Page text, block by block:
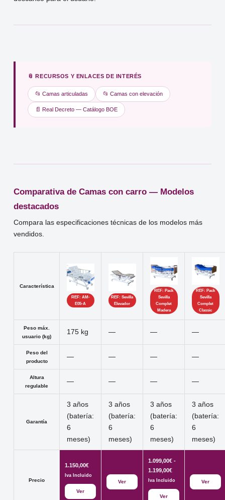
📎 RECURSOS Y ENLACES DE INTERÉS
📂 Camas articuladas 📂 Camas con elevación
📄 Real Decreto — Catálogo BOE
Comparativa de Camas con carro — Modelos
destacados
Compara las especificaciones técnicas de los modelos más
vendidos.
Característica
REF: AM-
E05-A
REF: Sevilla
Elevador
REF: Pack
Sevilla
Complet
Madera
REF: Pack
Sevilla
Complet
Classic
Peso máx.
usuario (kg)
175 kg — — —
Peso del
producto
— — — —
Altura
regulable
— — — —
Garantía
3 años
(batería:
6
meses)
3 años
(batería:
6
meses)
3 años
(batería:
6
meses)
3 años
(batería:
6
meses)
Precio
1.150,00€
Iva Incluido
Ver
Ver
1.099,00€ -
1.199,00€Rango
de
precios:
Iva Incluido
Ver
Ver